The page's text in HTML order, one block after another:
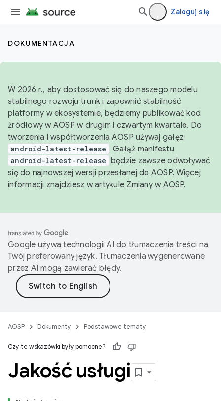
Zaloguj się
DOKUMENTACJA
W 2026 r., aby dostosować się do naszego modelu
stabilnego rozwoju trunk i zapewnić stabilność
platformy w ekosystemie, będziemy publikować kod
źródłowy w AOSP w drugim i czwartym kwartale. Do
tworzenia i współtworzenia AOSP używaj gałęzi
android-latest-release . Gałąź manifestu
android-latest-release będzie zawsze odwoływać
się do najnowszej wersji przesłanej do AOSP. Więcej
informacji znajdziesz w artykule Zmiany w AOSP.
Google używa technologii AI do tłumaczenia treści na
Twój preferowany język. Tłumaczenia wygenerowane
przez AI mogą zawierać błędy.
AOSP Dokumenty Podstawowe tematy
Czy te wskazówki były pomocne?
Jakość usługi